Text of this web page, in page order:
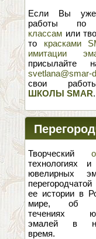
Если Вы
работы
классам или
то красками
имитации
присылайте
svetlana@smar-
свои
ШКОЛЫ SMAR.
эмаль
Творческий
технологиях и
ювелирных
ее истории в
мире, об
течениях
эмалей в
время.